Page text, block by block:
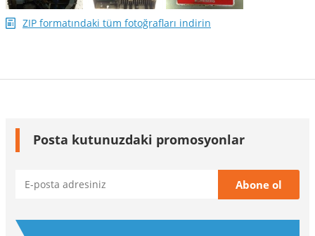
ZIP formatındaki tüm fotoğrafları indirin
Posta kutunuzdaki promosyonlar